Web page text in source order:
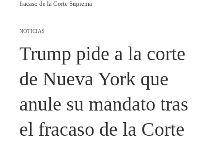
fracaso de la Corte Suprema
NOTICIAS
Trump pide a la corte
de Nueva York que
anule su mandato tras
el fracaso de la Corte